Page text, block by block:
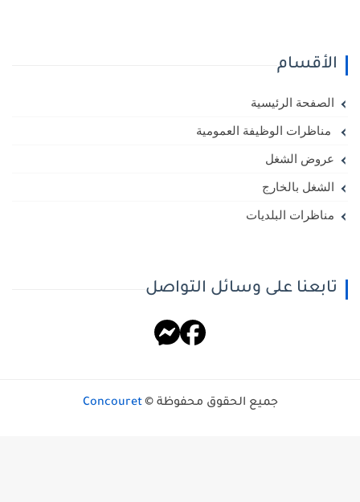
الأقسام
الصفحة الرئيسية
مناظرات الوظيفة العمومية
عروض الشغل
الشغل بالخارج
مناظرات البلديات
تابعنا على وسائل التواصل
جميع الحقوق محفوظة © Concouret